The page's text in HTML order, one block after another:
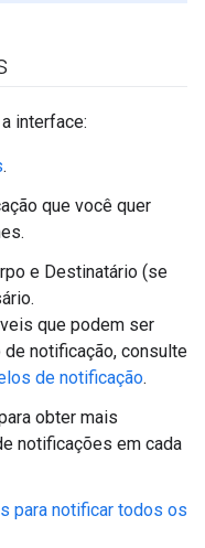
interface:
.
que você quer
e Destinatário (se
que podem ser
notificação, consulte
de notificação.
obter mais
notificações em cada
para notificar todos os